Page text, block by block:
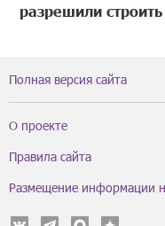
разрешили
Полная версия сайта
О проекте
Правила сайта
Размещение информации